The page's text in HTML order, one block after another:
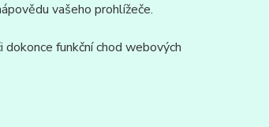
vašeho prohlížeče.
funkční chod webových